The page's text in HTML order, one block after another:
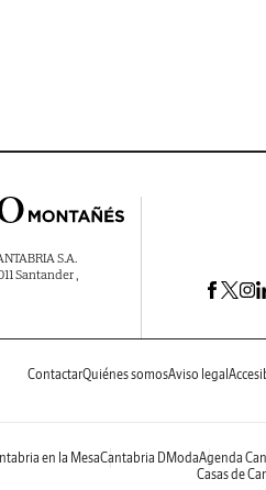
S.A.
Santander ,
ContactarQuiénes somosAviso legal
en la MesaCantabria DModaAgenda
Casas de